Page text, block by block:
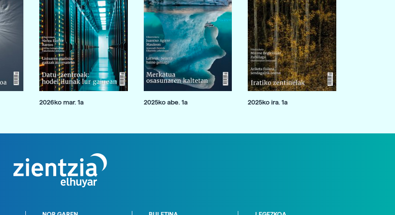
2026ko mar. 1a 2025ko abe. 1a 2025ko ira. 1a